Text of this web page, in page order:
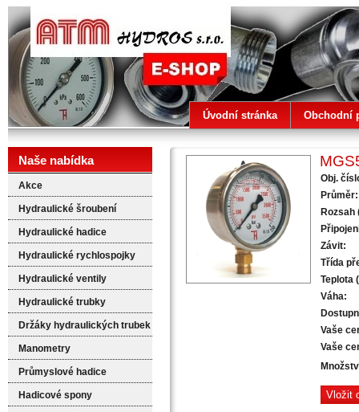
Obchodní
Úvodní stránka
Naše nabídka
Akce
Hydraulické šroubení
Hydraulické hadice
Hydraulické rychlospojky
Hydraulické ventily
Hydraulické trubky
Držáky hydraulických trubek
Manometry
Průmyslové hadice
Hadicové spony
Obj.
Průměr:
Rozsah
Závit:
Třída
Teplota
Váha:
Vaše
Vaše